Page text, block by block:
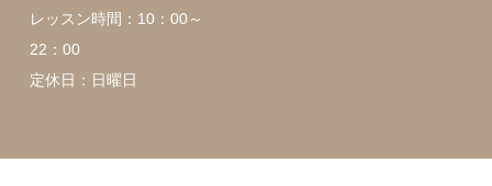
レッスン時間：10：00～
22：00
定休日：日曜日